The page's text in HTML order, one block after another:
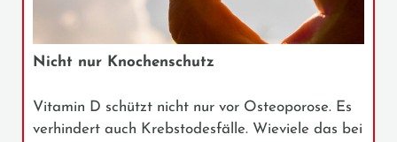
Nicht nur Knochenschutz
Vitamin D schützt nicht nur vor Osteoporose. Es
verhindert auch Krebstodesfälle. Wieviele das bei